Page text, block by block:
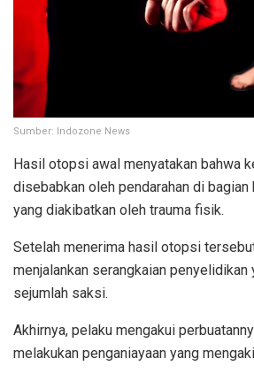
Sumber: Indozone News
Hasil otopsi awal menyatakan bahwa
disebabkan oleh pendarahan di bagian
yang diakibatkan oleh trauma fisik.
Setelah menerima hasil otopsi
menjalankan serangkaian penyelidikan
sejumlah saksi.
Akhirnya, pelaku mengakui
melakukan penganiayaan yang